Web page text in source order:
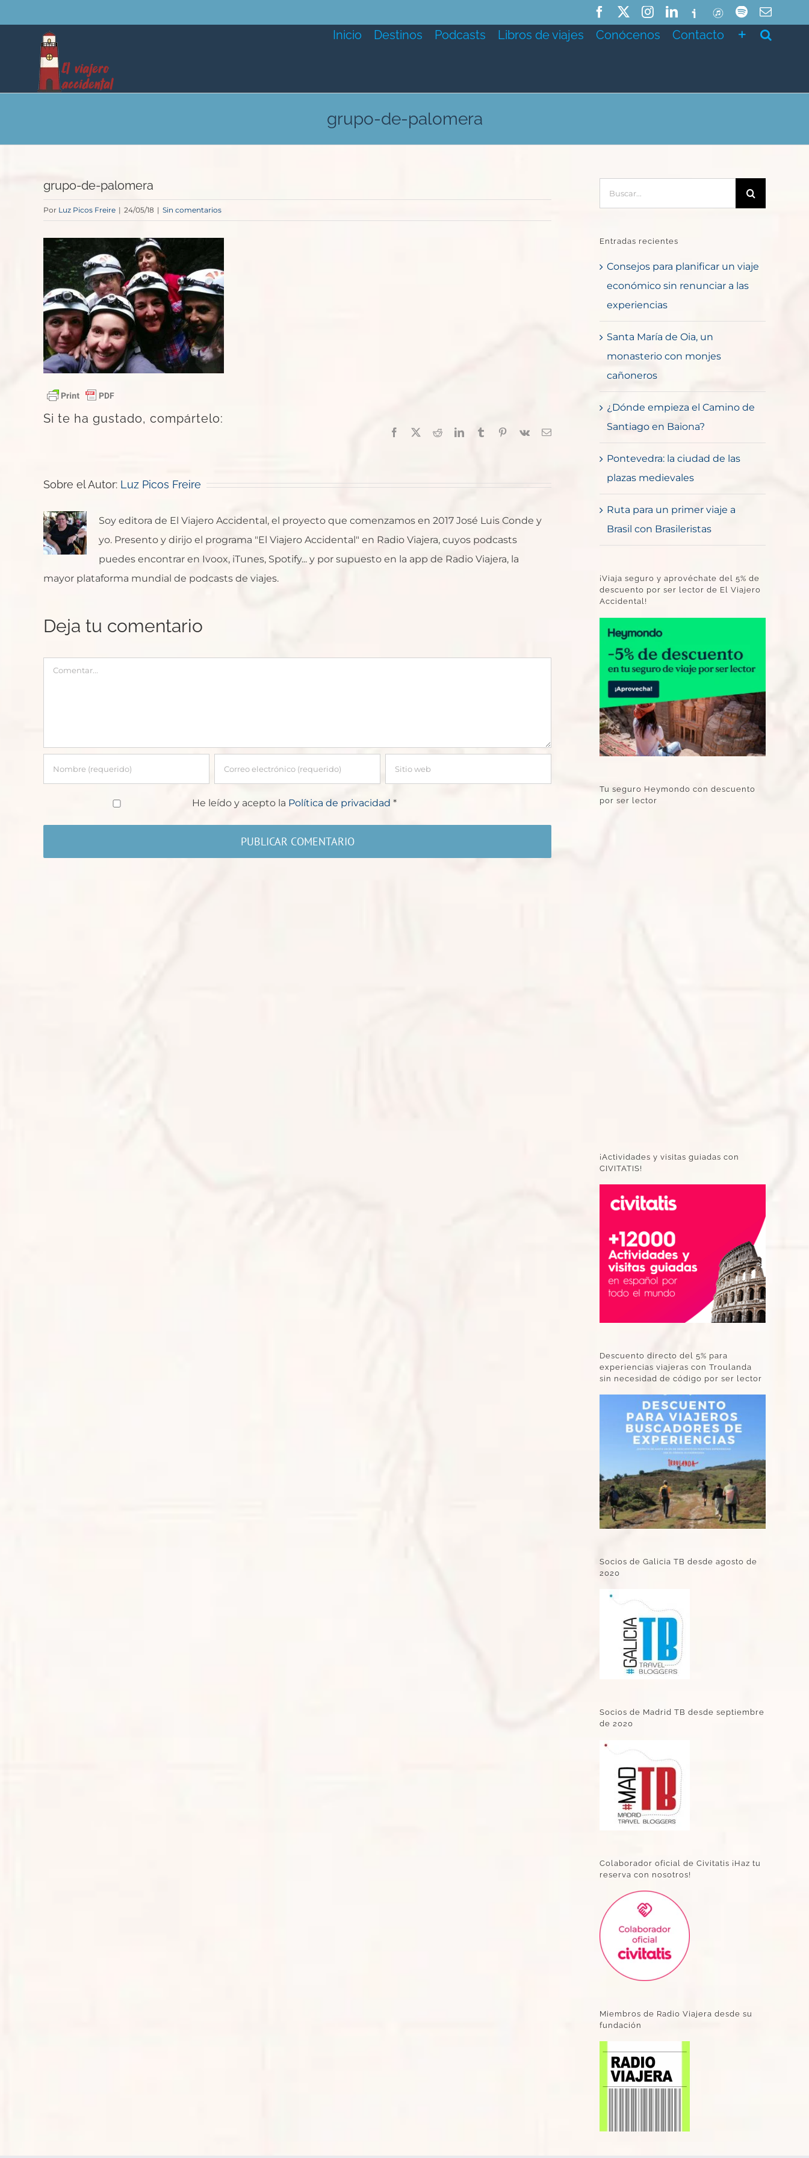
al
contenido
FacebookInstagramLinkedIn
IvooxITunesSpotifyCorreo
Inicio Destinos Podcasts Libros de viajes Conócenos Contacto
grupo-de-palomera
grupo-de-palomera
Por Luz Picos Freire | 24/05/18 | Sin comentarios
Si te ha gustado, compártelo:
Facebook RedditLinkedInTumblr Pinterest
Vk
Correo
Sobre el Autor: Luz Picos Freire
Soy editora de El Viajero Accidental, el proyecto que comenzamos en 2017 José Luis Conde y
yo. Presento y dirijo el programa "El Viajero Accidental" en Radio Viajera, cuyos podcasts
puedes encontrar en Ivoox, iTunes, Spotify... y por supuesto en la app de Radio Viajera, la
mayor plataforma mundial de podcasts de viajes.
Deja tu comentario
Comentar
He leído y acepto la Política de privacidad*
Entradas recientes
Consejos para planificar un viaje
económico sin renunciar a las
experiencias
Santa María de Oia, un
monasterio con monjes
cañoneros
¿Dónde empieza el Camino de
Santiago en Baiona?
Pontevedra: la ciudad de las
plazas medievales
Ruta para un primer viaje a
Brasil con Brasileristas
¡Viaja seguro y aprovéchate del 5% de
descuento por ser lector de El Viajero
Accidental!
Tu seguro Heymondo con descuento
por ser lector
¡Actividades y visitas guiadas con
CIVITATIS!
Descuento directo del 5% para
experiencias viajeras con Troulanda
sin necesidad de código por ser lector
Socios de Galicia TB desde agosto de
2020
Socios de Madrid TB desde septiembre
de 2020
Colaborador oficial de Civitatis ¡Haz tu
reserva con nosotros!
Miembros de Radio Viajera desde su
fundación